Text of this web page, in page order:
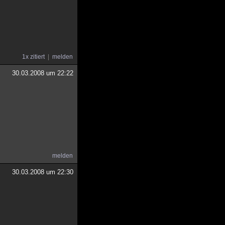
1x zitiert melden
30.03.2008 um 22:22
melden
30.03.2008 um 22:30